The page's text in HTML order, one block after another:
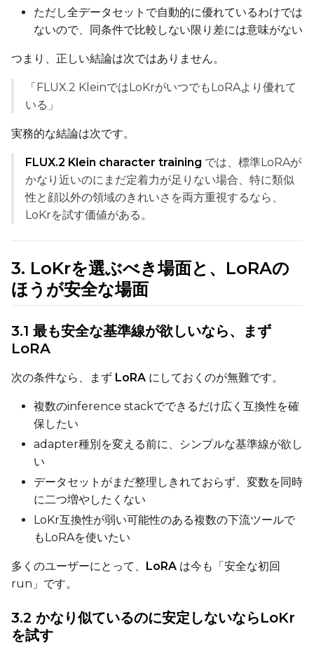
Control Dataset 2
Control Dataset 3
Num Repeats
Default Caption
ToggleCache Latents
Cache Latents
Toggle Flip X
Toggle256
256
Toggle768
768
ただし全データセットで自動的に優れているわけでは
ないので、同条件で比較しない限り差には意味がない
つまり、正しい結論は次ではありません。
「FLUX.2 KleinではLoKrがいつでもLoRAより優れて
いる」
実務的な結論は次です。
FLUX.2 Klein character training では、標準LoRAが
かなり近いのにまだ定着力が足りない場合、特に類似
性と顔以外の領域のきれいさを両方重視するなら、
LoKrを試す価値がある。
3. LoKrを選ぶべき場面と、LoRAの
ほうが安全な場面
3.1 最も安全な基準線が欲しいなら、まず
LoRA
次の条件なら、まず LoRA にしておくのが無難です。
複数のinference stackでできるだけ広く互換性を確
保したい
adapter種別を変える前に、シンプルな基準線が欲し
い
データセットがまだ整理しきれておらず、変数を同時
に二つ増やしたくない
LoKr互換性が弱い可能性のある複数の下流ツールで
もLoRAを使いたい
多くのユーザーにとって、 LoRA は今も「安全な初回
run」です。
3.2 かなり似ているのに安定しないならLoKr
を試す